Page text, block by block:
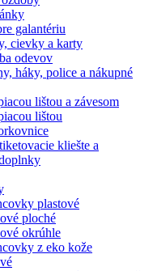
galantériu
cievky a karty
odevov
háky, police a nákupné
lištou a závesom
lištou
kliešte a
plastové
ploché
okrúhle
z eko kože